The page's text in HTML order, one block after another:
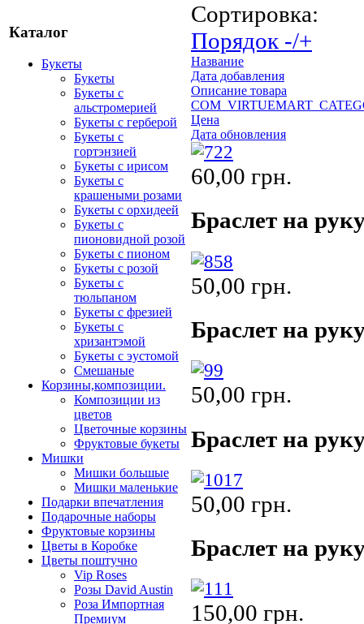
Каталог
Букеты
Букеты
Букеты с
альстромерией
Букеты с герберой
Букеты с
гортэнзией
Букеты с ирисом
Букеты с
крашеными розами
Букеты с орхидеей
Букеты с
пионовидной розой
Букеты с пионом
Букеты с розой
Букеты с
тюльпаном
Букеты с фрезией
Букеты с
хризантэмой
Букеты с эустомой
Смешаные
Корзины,композиции.
Композиции из
цветов
Цветочные корзины
Фруктовые букеты
Мишки
Мишки большые
Мишки маленькие
Подарки впечатления
Подарочные наборы
Фруктовые корзины
Цветы в Коробке
Цветы поштучно
Vip Roses
Розы David Austin
Роза Импортная
Премиум
Сортировка:
Порядок -/+
Название
Дата добавления
Описание товара
Цена
Дата обновления
60,00 грн.
Браслет на
50,00 грн.
Браслет на
50,00 грн.
Браслет на
50,00 грн.
Браслет на
150,00 грн.